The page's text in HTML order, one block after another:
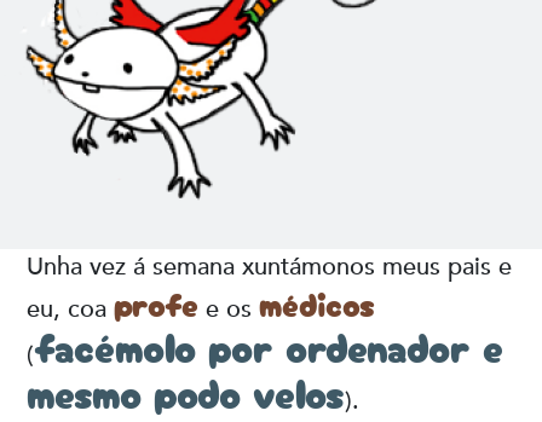
Unha vez á semana xuntámonos meus pais e
eu, coaprofe e osmédicos
(facémolo por ordenador e
mesmo podo velos).